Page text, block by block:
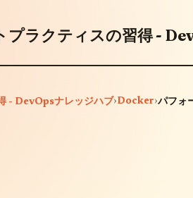
- DevOpsナレッジハブ›Docker›パフォ